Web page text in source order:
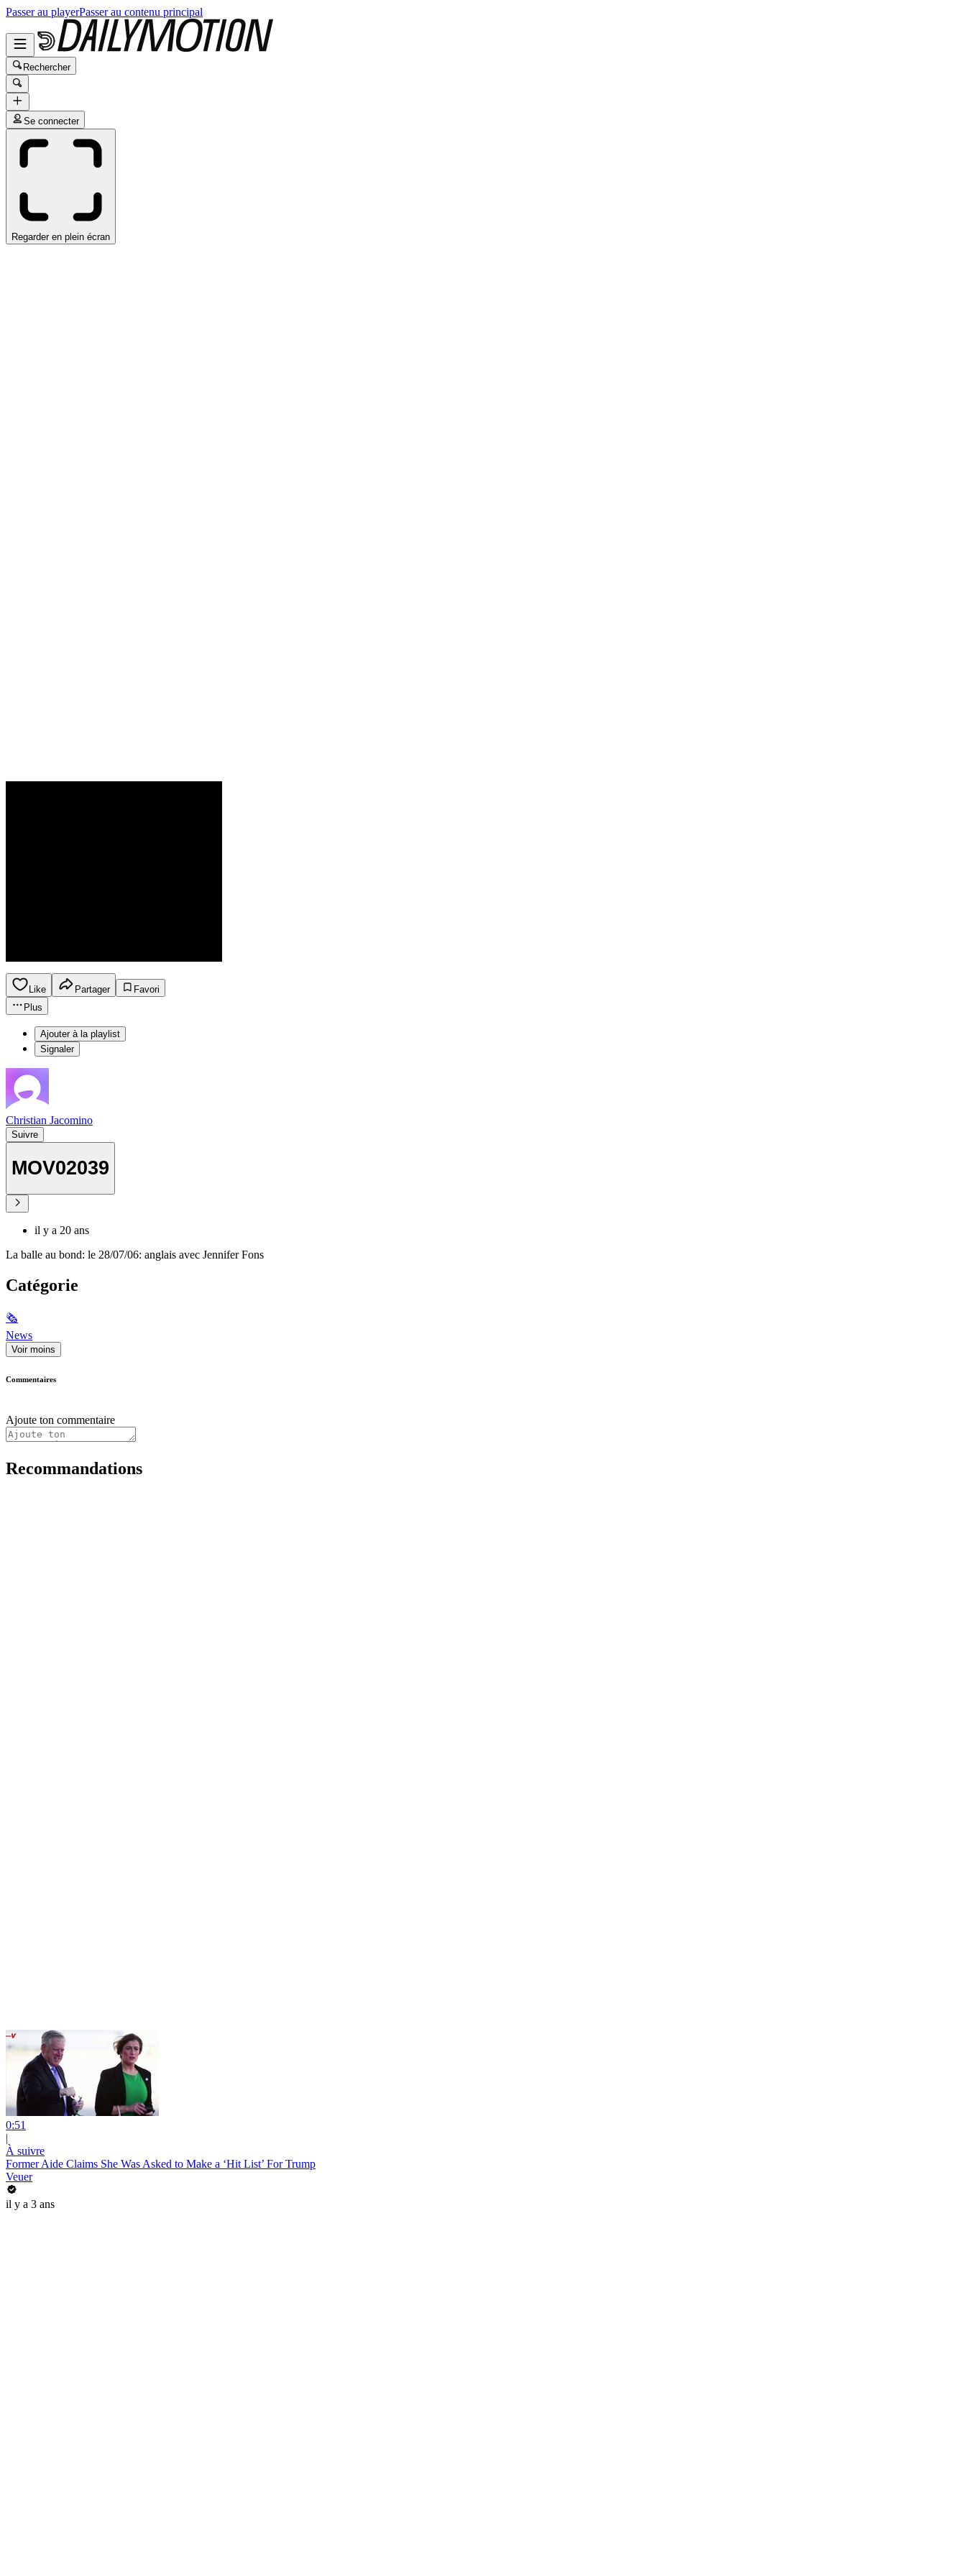
Passer au playerPasser au contenu principal
Rechercher
Se connecter
Regarder en plein écran
Like Partager
Favori
Plus
Ajouter à la playlist
Signaler
Christian Jacomino
Suivre
MOV02039
il y a 20 ans
La balle au bond: le 28/07/06: anglais avec Jennifer Fons
Catégorie
🗞
News
Voir moins
Commentaires
Ajoute ton commentaire
Recommandations
0:51
|
À suivre
Former Aide Claims She Was Asked to Make a ‘Hit List’ For Trump
Veuer
il y a 3 ans